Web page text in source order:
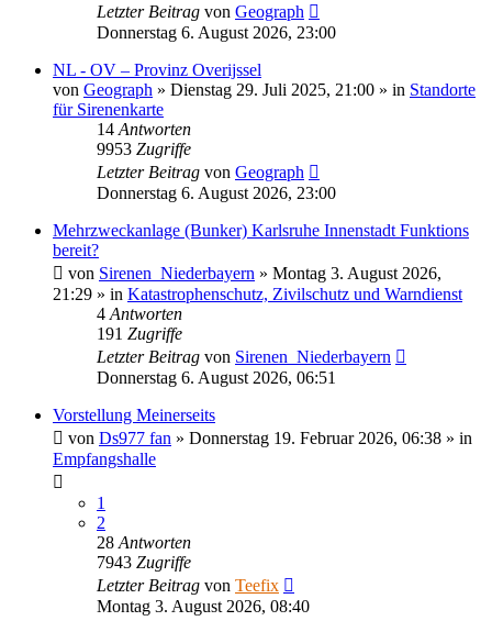
Letzter Beitrag von Geograph
Donnerstag 6. August 2026, 23:00
NL - OV – Provinz Overijssel
von Geograph » Dienstag 29. Juli 2025, 21:00 » in Standorte
für Sirenenkarte
14 Antworten
9953 Zugriffe
Letzter Beitrag von Geograph
Donnerstag 6. August 2026, 23:00
Mehrzweckanlage (Bunker) Karlsruhe Innenstadt Funktions
bereit?
von Sirenen_Niederbayern » Montag 3. August 2026,
21:29 » in Katastrophenschutz, Zivilschutz und Warndienst
4 Antworten
191 Zugriffe
Letzter Beitrag von Sirenen_Niederbayern
Donnerstag 6. August 2026, 06:51
Vorstellung Meinerseits
von Ds977 fan » Donnerstag 19. Februar 2026, 06:38 » in
Empfangshalle
1
2
28 Antworten
7943 Zugriffe
Letzter Beitrag von Teefix
Montag 3. August 2026, 08:40